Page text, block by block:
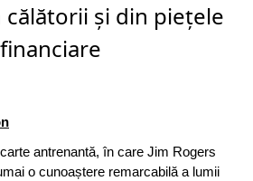
și din piețele
financiare
antrenantă, în care Jim Rogers
o cunoaștere remarcabilă a lumii